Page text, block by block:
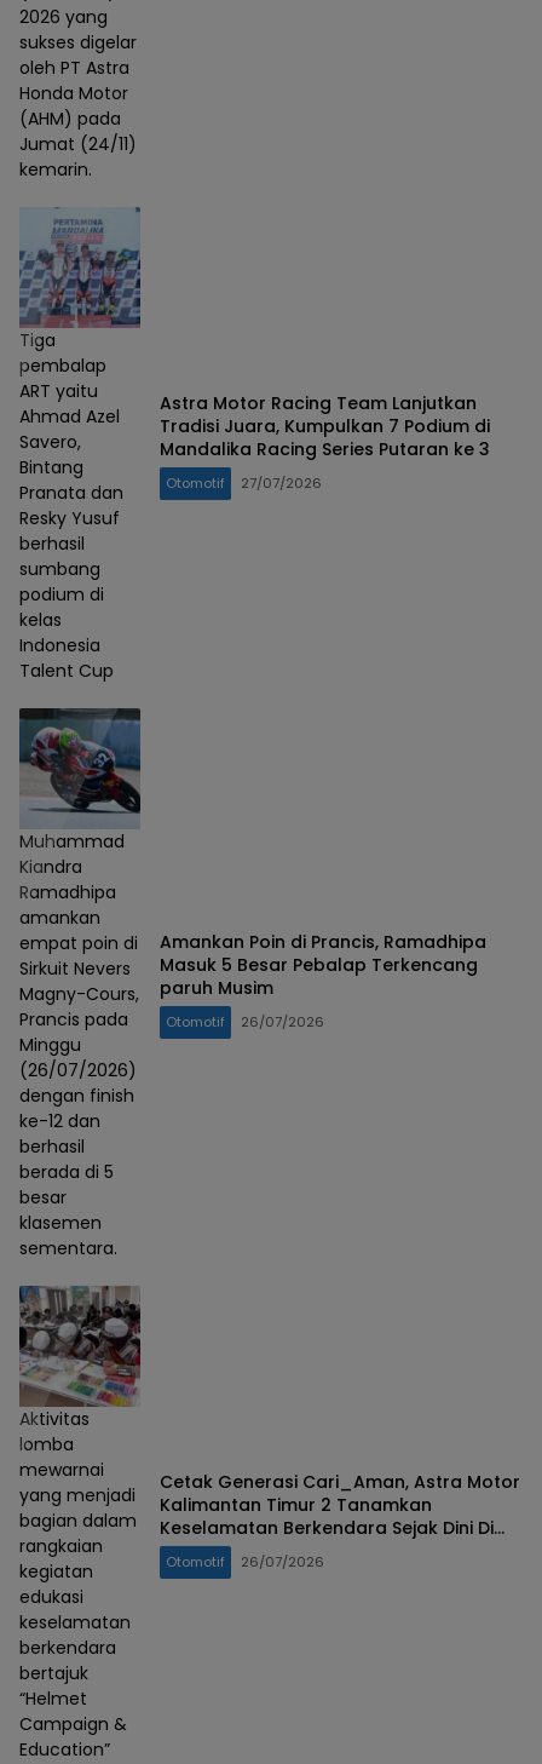
2026 yang
sukses digelar
oleh PT Astra
Honda Motor
(AHM) pada
Jumat (24/11)
kemarin.
Tiga
pembalap
ART yaitu
Ahmad Azel
Savero,
Bintang
Pranata dan
Resky Yusuf
berhasil
sumbang
podium di
kelas
Indonesia
Talent Cup
Astra Motor Racing Team Lanjutkan
Tradisi Juara, Kumpulkan 7 Podium di
Mandalika Racing Series Putaran ke 3
Otomotif 27/07/2026
Muhammad
Kiandra
Ramadhipa
amankan
empat poin di
Sirkuit Nevers
Magny-Cours,
Prancis pada
Minggu
(26/07/2026)
dengan finish
ke-12 dan
berhasil
berada di 5
besar
klasemen
sementara.
Amankan Poin di Prancis, Ramadhipa
Masuk 5 Besar Pebalap Terkencang
paruh Musim
Otomotif 26/07/2026
Aktivitas
lomba
mewarnai
yang menjadi
bagian dalam
rangkaian
kegiatan
edukasi
keselamatan
berkendara
bertajuk
“Helmet
Campaign &
Education”
Cetak Generasi Cari_Aman, Astra Motor
Kalimantan Timur 2 Tanamkan
Keselamatan Berkendara Sejak Dini Di
Hari Anak Nasional
Otomotif 26/07/2026